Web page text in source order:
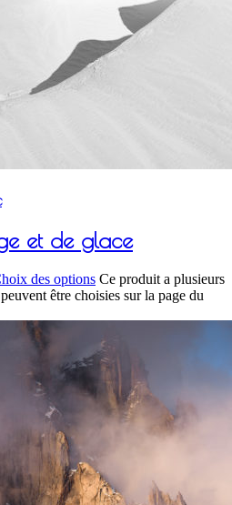
et de glace
des options Ce produit a plusieurs
être choisies sur la page du